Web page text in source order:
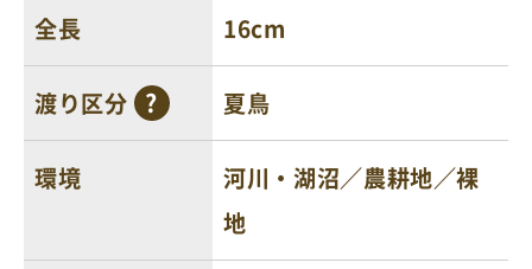
全長 16cm
渡り区分 夏鳥
環境
河川・湖沼／農耕地／裸
地